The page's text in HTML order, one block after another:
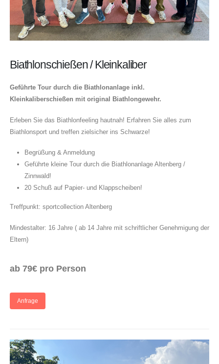
Biathlonschießen / Kleinkaliber
Geführte Tour durch die Biathlonanlage inkl.
Kleinkaliberschießen mit original Biathlongewehr.
Erleben Sie das Biathlonfeeling hautnah! Erfahren Sie alles zum
Biathlonsport und treffen zielsicher ins Schwarze!
Begrüßung & Anmeldung
Geführte kleine Tour durch die Biathlonanlage Altenberg /
Zinnwald!
20 Schuß auf Papier- und Klappscheiben!
Treffpunkt: sportcollection Altenberg
Mindestalter: 16 Jahre ( ab 14 Jahre mit schriftlicher Genehmigung der
Eltern)
ab 79€ pro Person
Anfrage